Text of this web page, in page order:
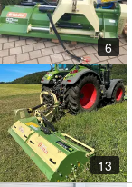
6
13